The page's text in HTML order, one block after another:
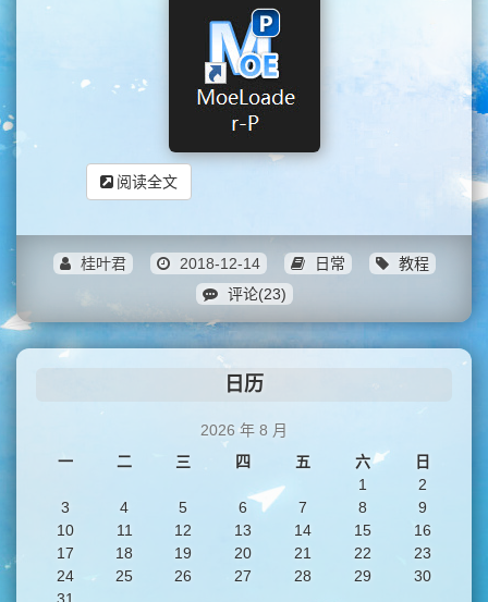
阅读全文
桂叶君 2018-12-14 日常
教程
评论(23)
日历
2026 年 8 月
一
二 三 四 五 六
日
1
2
3
4 5 6 7 8
9
10
11 12 13 14 15
16
17
18 19 20 21 22
23
24
25 26 27 28 29
30